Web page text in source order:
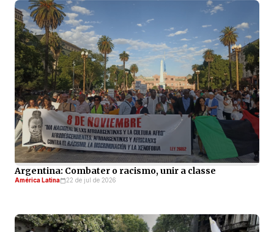
Argentina: Combater o racismo, unir a classe
América Latina 22 de jul de 2026